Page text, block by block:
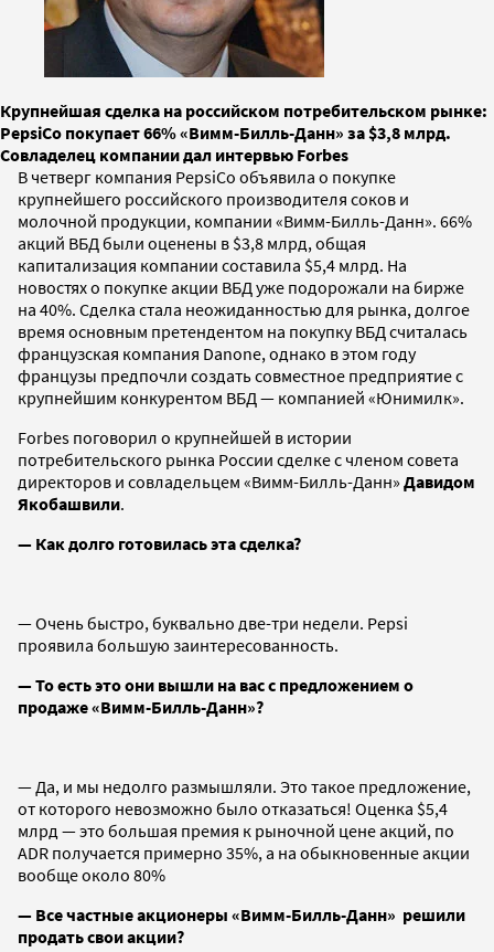
Крупнейшая сделка на российском потребительском рынке:
PepsiCo покупает 66% «Вимм-Билль-Данн» за $3,8 млрд.
Совладелец компании дал интервью Forbes
В четверг компания PepsiCo объявила о покупке
крупнейшего российского производителя соков и
молочной продукции, компании «Вимм-Билль-Данн». 66%
акций ВБД были оценены в $3,8 млрд, общая
капитализация компании составила $5,4 млрд. На
новостях о покупке акции ВБД уже подорожали на бирже
на 40%. Сделка стала неожиданностью для рынка, долгое
время основным претендентом на покупку ВБД считалась
французская компания Danone, однако в этом году
французы предпочли создать совместное предприятие с
крупнейшим конкурентом ВБД — компанией «Юнимилк».
Forbes поговорил о крупнейшей в истории
потребительского рынка России сделке с членом совета
директоров и совладельцем «Вимм-Билль-Данн» Давидом
Якобашвили.
— Как долго готовилась эта сделка?
— Очень быстро, буквально две-три недели. Pepsi
проявила большую заинтересованность.
— То есть это они вышли на вас с предложением о
продаже «Вимм-Билль-Данн»?
— Да, и мы недолго размышляли. Это такое предложение,
от которого невозможно было отказаться! Оценка $5,4
млрд — это большая премия к рыночной цене акций, по
ADR получается примерно 35%, а на обыкновенные акции
вообще около 80%
— Все частные акционеры «Вимм-Билль-Данн» решили
продать свои акции?